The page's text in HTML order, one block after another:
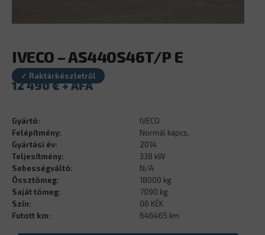
IVECO – AS440S46T/P E
✓ Raktárkészletről
12 490€
Gyártó:
IVECO
Felépítmény:
Normál kapcs.
Gyártási év:
2014
Teljesítmény:
338 kW
Sebességváltó:
N/A
Össztömeg:
18000 kg
Saját tömeg:
7090 kg
Szín:
06 KÉK
Futott km:
646465 km